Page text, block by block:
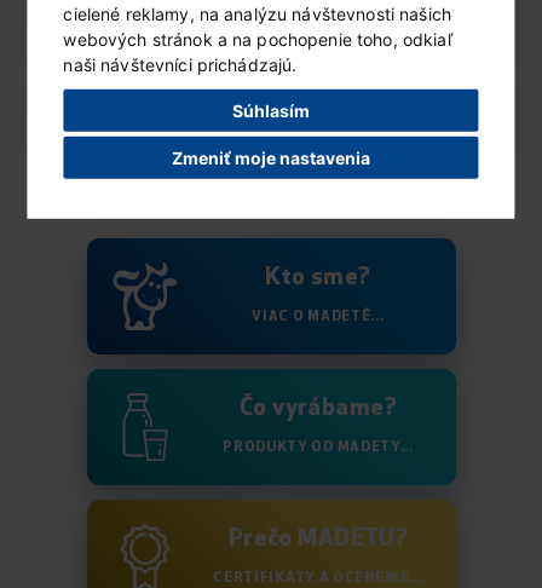
cielené reklamy, na analýzu návštevnosti našich
webových stránok a na pochopenie toho, odkiaľ
naši návštevníci prichádzajú.
Súhlasím
Zmeniť moje nastavenia
varianty produktu ZOBRAZIŤ
Kto sme?
VIAC O MADETĚ...
Čo vyrábame?
PRODUKTY OD MADETY...
Prečo MADETU?
CERTIFIKÁTY A OCENENIE...